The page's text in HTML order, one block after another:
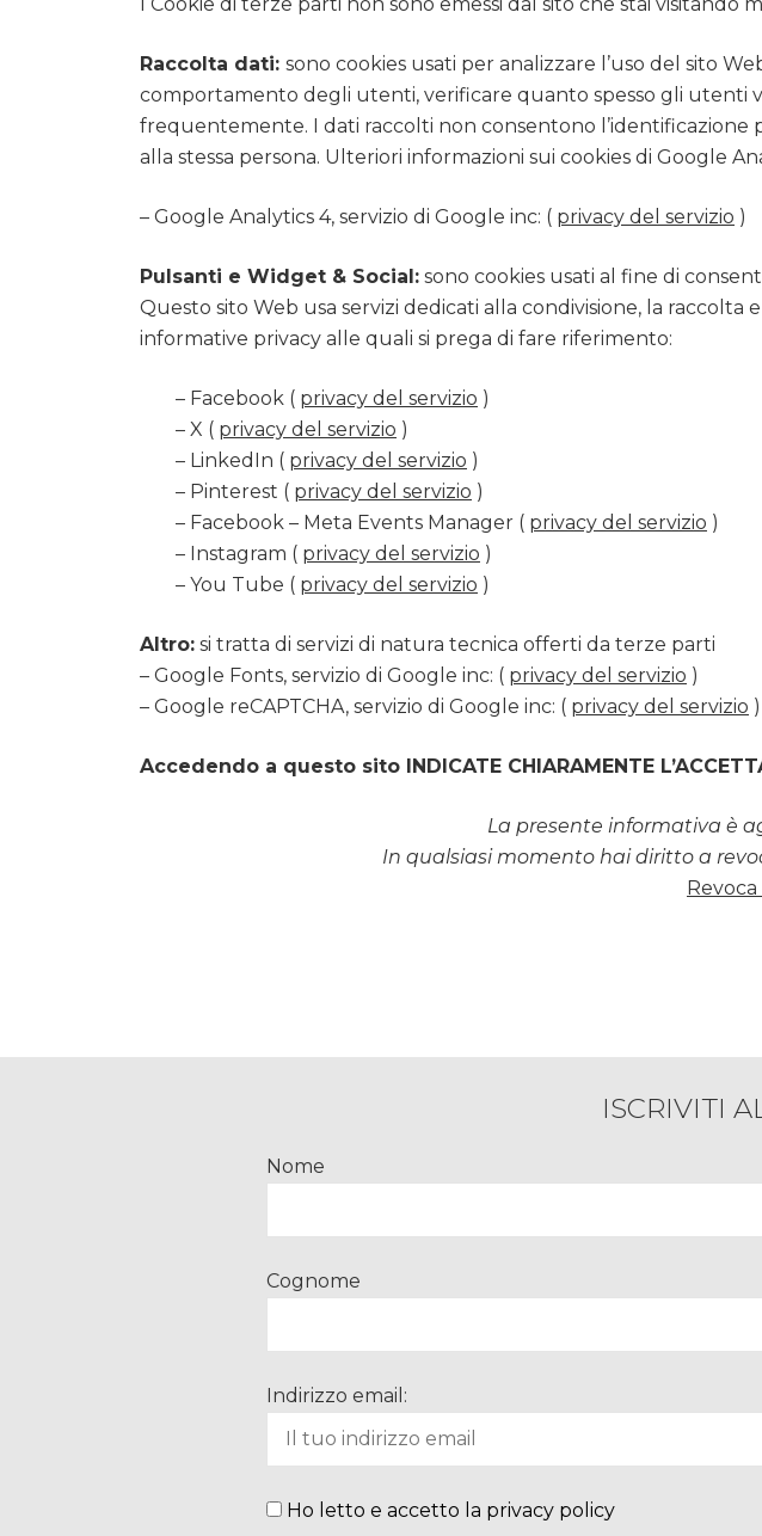
I Cookie di terze parti non sono emessi dal sito che stai visitando
Raccolta dati: sono cookies usati per analizzare l’uso del sito
comportamento degli utenti, verificare quanto spesso gli utenti
frequentemente. I dati raccolti non consentono
alla stessa persona. Ulteriori informazioni sui cookies di Google
– Google Analytics 4, servizio di Google inc: ( privacy del servizio )
Pulsanti e Widget & Social: sono cookies usati al fine di
Questo sito Web usa servizi dedicati alla condivisione, la
informative privacy alle quali si prega di fare riferimento:
– Facebook ( privacy del servizio )
– X ( privacy del servizio )
– LinkedIn ( privacy del servizio )
– Pinterest ( privacy del servizio )
– Facebook – Meta Events Manager ( privacy del servizio )
– Instagram ( privacy del servizio )
– You Tube ( privacy del servizio )
Altro: si tratta di servizi di natura tecnica offerti da terze parti
– Google Fonts, servizio di Google inc: ( privacy del servizio )
– Google reCAPTCHA, servizio di Google inc: ( privacy del servizio )
Accedendo a questo sito INDICATE CHIARAMENTE
La presente informativa è
In qualsiasi momento hai diritto a
ISCRIVITI
Nome
Cognome
Indirizzo email:
Ho letto e accetto la privacy policy